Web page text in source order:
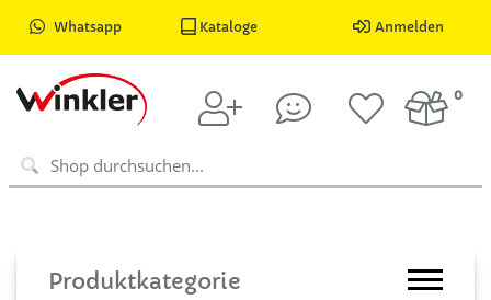
Whatsapp Kataloge Anmelden
0
Produktkategorie